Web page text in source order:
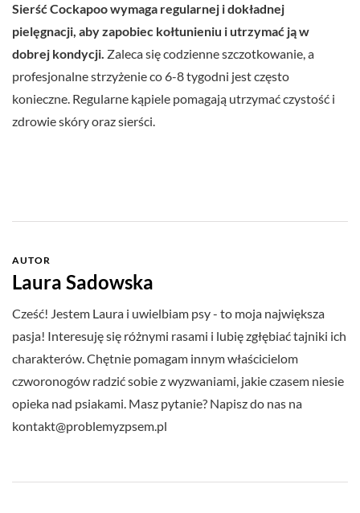
Sierść Cockapoo wymaga regularnej i dokładnej
pielęgnacji, aby zapobiec kołtunieniu i utrzymać ją w
dobrej kondycji. Zaleca się codzienne szczotkowanie, a
profesjonalne strzyżenie co 6-8 tygodni jest często
konieczne. Regularne kąpiele pomagają utrzymać czystość i
zdrowie skóry oraz sierści.
AUTOR
Laura Sadowska
Cześć! Jestem Laura i uwielbiam psy - to moja największa
pasja! Interesuję się różnymi rasami i lubię zgłębiać tajniki ich
charakterów. Chętnie pomagam innym właścicielom
czworonogów radzić sobie z wyzwaniami, jakie czasem niesie
opieka nad psiakami. Masz pytanie? Napisz do nas na
kontakt@problemyzpsem.pl